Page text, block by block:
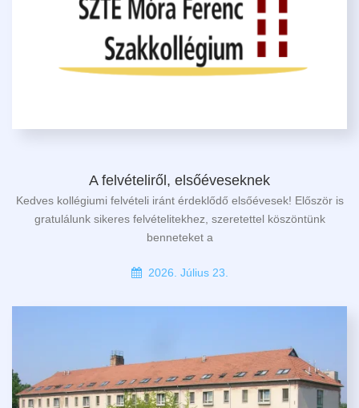
A felvételiről, elsőéveseknek
Kedves kollégiumi felvételi iránt érdeklődő elsőévesek! Először is
gratulálunk sikeres felvételitekhez, szeretettel köszöntünk
benneteket a
2026. Július 23.